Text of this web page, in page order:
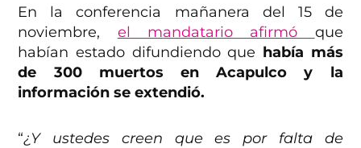
En la conferencia mañanera del 15 de
noviembre, el mandatario afirmó que
habían estado difundiendo que había más
de 300 muertos en Acapulco y la
información se extendió.
“¿Y ustedes creen que es por falta de